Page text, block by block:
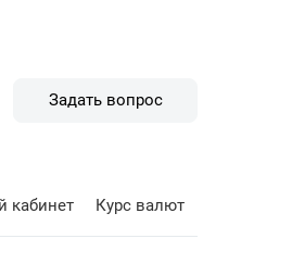
Задать вопрос
кабинет Курс валют